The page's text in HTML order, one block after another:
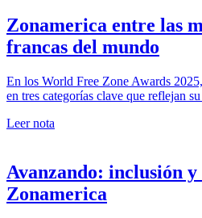
Zonamerica entre las
francas del mundo
En los World Free Zone Awards
en tres categorías clave que reflejan
Leer nota
Avanzando: inclusión y
Zonamerica